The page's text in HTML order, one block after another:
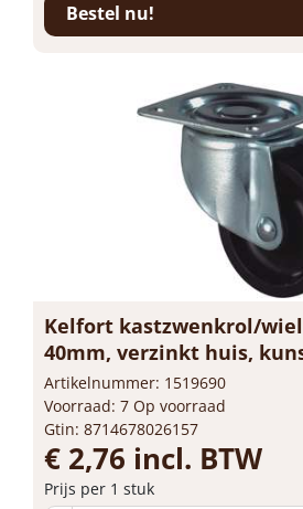
Bestel nu!
Kelfort kastzwenkrol/
40mm, verzinkt huis,
glijlager
Artikelnummer: 1519690
Voorraad: 7 Op voorraad
Gtin: 8714678026157
€ 2,76 incl. BTW
Prijs per 1 stuk